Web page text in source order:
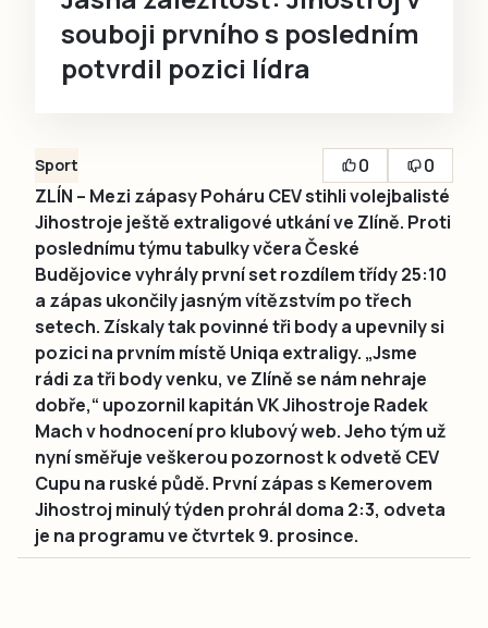
souboji prvního s posledním
potvrdil pozici lídra
Sport 0
0
ZLÍN – Mezi zápasy Poháru CEV stihli volejbalisté
Jihostroje ještě extraligové utkání ve Zlíně. Proti
poslednímu týmu tabulky včera České
Budějovice vyhrály první set rozdílem třídy 25:10
a zápas ukončily jasným vítězstvím po třech
setech. Získaly tak povinné tři body a upevnily si
pozici na prvním místě Uniqa extraligy. „Jsme
rádi za tři body venku, ve Zlíně se nám nehraje
dobře,“ upozornil kapitán VK Jihostroje Radek
Mach v hodnocení pro klubový web. Jeho tým už
nyní směřuje veškerou pozornost k odvetě CEV
Cupu na ruské půdě. První zápas s Kemerovem
Jihostroj minulý týden prohrál doma 2:3, odveta
je na programu ve čtvrtek 9. prosince.